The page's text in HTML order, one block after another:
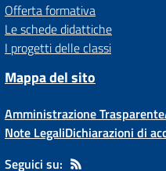
Offerta formativa
Le schede didattiche
I progetti delle classi
Mappa del sito
Amministrazione Trasparente
Note LegaliDichiarazioni di
Seguici su: